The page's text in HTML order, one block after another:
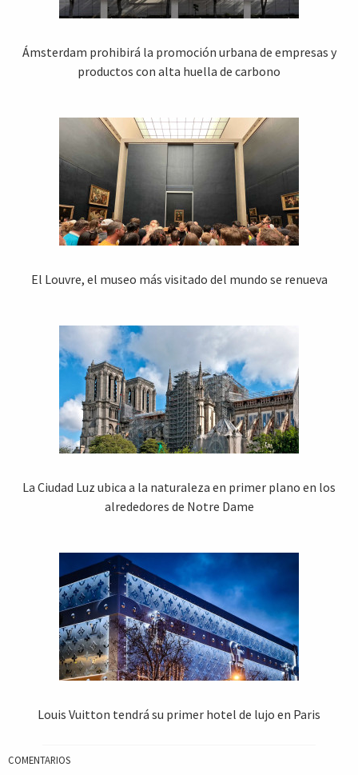
Ámsterdam prohibirá la promoción urbana de empresas y
productos con alta huella de carbono
El Louvre, el museo más visitado del mundo se renueva
La Ciudad Luz ubica a la naturaleza en primer plano en los
alrededores de Notre Dame
Louis Vuitton tendrá su primer hotel de lujo en Paris
COMENTARIOS